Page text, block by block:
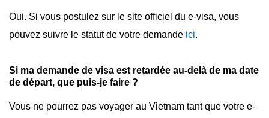
Oui. Si vous postulez sur le site officiel du e-visa, vous
pouvez suivre le statut de votre demande ici.
Si ma demande de visa est retardée au-delà de ma date
de départ, que puis-je faire ?
Vous ne pourrez pas voyager au Vietnam tant que votre e-